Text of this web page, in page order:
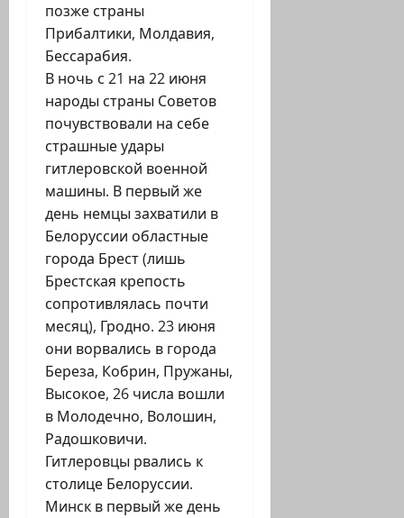
позже страны
Прибалтики, Молдавия,
Бессарабия.
В ночь с 21 на 22 июня
народы страны Советов
почувствовали на себе
страшные удары
гитлеровской военной
машины. В первый же
день немцы захватили в
Белоруссии областные
города Брест (лишь
Брестская крепость
сопротивлялась почти
месяц), Гродно. 23 июня
они ворвались в города
Береза, Кобрин, Пружаны,
Высокое, 26 числа вошли
в Молодечно, Волошин,
Радошковичи.
Гитлеровцы рвались к
столице Белоруссии.
Минск в первый же день